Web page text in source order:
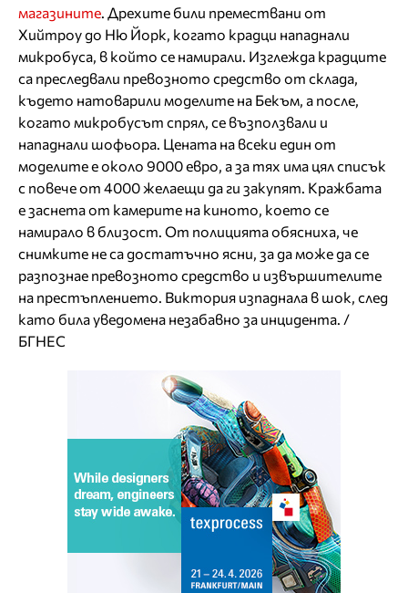
магазините . Дрехите били премествани от
Хийтроу до Ню Йорк, когато крадци нападнали
микробуса, в който се намирали. Изглежда крадците
са преследвали превозното средство от склада,
където натоварили моделите на Бекъм, а после,
когато микробусът спрял, се възползвали и
нападнали шофьора. Цената на всеки един от
моделите е около 9000 евро, а за тях има цял списък
с повече от 4000 желаещи да ги закупят. Кражбата
е заснета от камерите на киното, което се
намирало в близост. От полицията обясниха, че
снимките не са достатъчно ясни, за да може да се
разпознае превозното средство и извършителите
на престъплението. Виктория изпаднала в шок, след
като била уведомена незабавно за инцидента. /
БГНЕС